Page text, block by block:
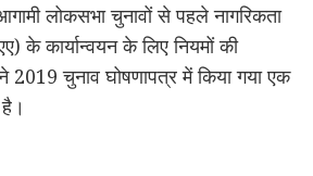
लोकसभा चुनावों से पहले नागरिकता
के कार्यान्वयन के लिए नियमों की
चुनाव घोषणापत्र में किया गया एक